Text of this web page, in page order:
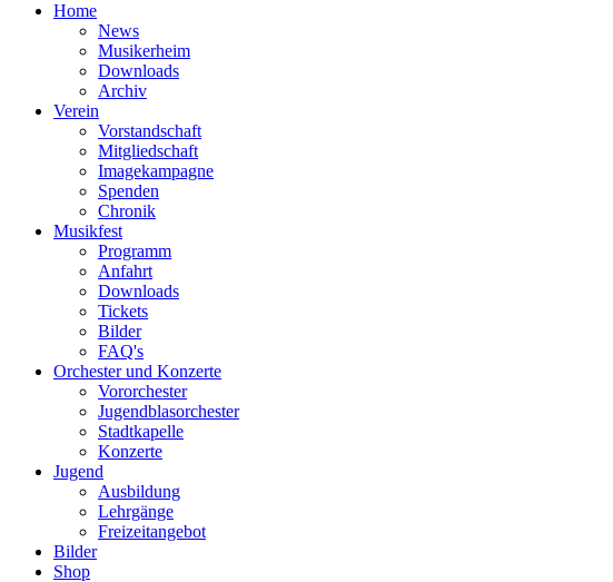
Home
News
Musikerheim
Downloads
Archiv
Verein
Vorstandschaft
Mitgliedschaft
Imagekampagne
Spenden
Chronik
Musikfest
Programm
Anfahrt
Downloads
Tickets
Bilder
FAQ's
Orchester und Konzerte
Vororchester
Jugendblasorchester
Stadtkapelle
Konzerte
Jugend
Ausbildung
Lehrgänge
Freizeitangebot
Bilder
Shop